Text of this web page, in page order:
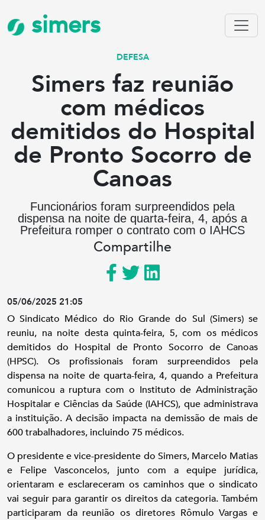
simers
DEFESA
Simers faz reunião
com médicos
demitidos do Hospital
de Pronto Socorro de
Canoas
Funcionários foram surpreendidos pela
dispensa na noite de quarta-feira, 4, após a
Prefeitura romper o contrato com o IAHCS
Compartilhe
05/06/2025 21:05
O Sindicato Médico do Rio Grande do Sul (Simers) se
reuniu, na noite desta quinta-feira, 5, com os médicos
demitidos do Hospital de Pronto Socorro de Canoas
(HPSC). Os profissionais foram surpreendidos pela
dispensa na noite de quarta-feira, 4, quando a Prefeitura
comunicou a ruptura com o Instituto de Administração
Hospitalar e Ciências da Saúde (IAHCS), que administrava
a instituição. A decisão impacta na demissão de mais de
600 trabalhadores, incluindo 75 médicos.
O presidente e vice-presidente do Simers, Marcelo Matias
e Felipe Vasconcelos, junto com a equipe jurídica,
orientaram e esclareceram os caminhos que o sindicato
vai seguir para garantir os direitos da categoria. Também
participaram da reunião os diretores Rômulo Vargas e